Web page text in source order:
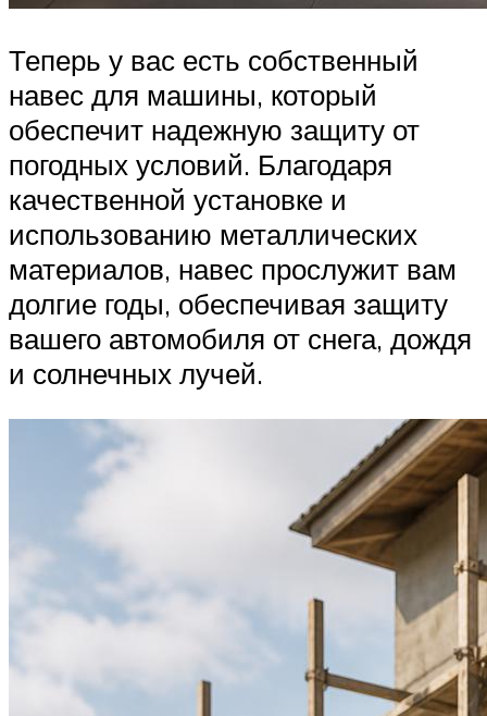
Теперь у вас есть собственный
навес для машины, который
обеспечит надежную защиту от
погодных условий. Благодаря
качественной установке и
использованию металлических
материалов, навес прослужит вам
долгие годы, обеспечивая защиту
вашего автомобиля от снега, дождя
и солнечных лучей.